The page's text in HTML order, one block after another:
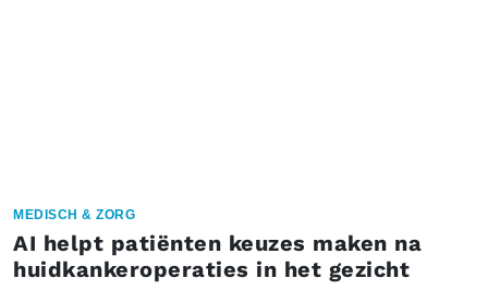
MEDISCH & ZORG
AI helpt patiënten keuzes maken na
huidkankeroperaties in het gezicht